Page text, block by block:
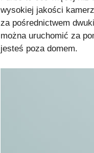
wysokiej jakości
za pośrednictwem
można uruchomić za
jesteś poza domem.